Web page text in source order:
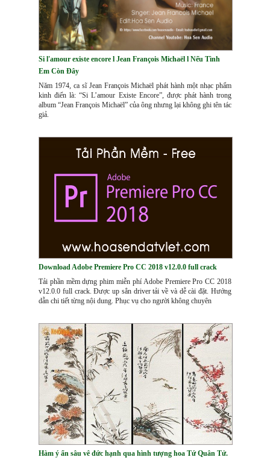
Si l'amour existe encore l Jean François Michaël l Nếu Tình
Em Còn Đây
Năm 1974, ca sĩ Jean François Michaël phát hành một nhạc phẩm
kinh điển là: “Si L’amour Existe Encore”, được phát hành trong
album “Jean François Michaël” của ông nhưng lại không ghi tên tác
giả.
Download Adobe Premiere Pro CC 2018 v12.0.0 full crack
Tải phần mềm dựng phim miễn phí Adobe Premiere Pro CC 2018
v12.0.0 full crack. Được up sẳn driver tải về và dễ cài đặt. Hướng
dẫn chi tiết từng nội dung. Phục vụ cho người không chuyên
Hàm ý ẩn sâu vê đức hạnh qua hình tượng hoa Tứ Quân Tử.